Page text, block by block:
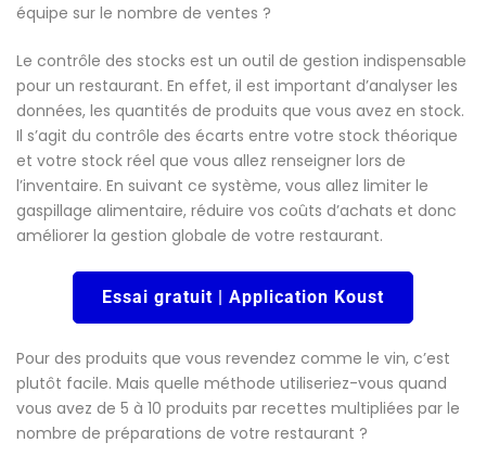
équipe sur le nombre de ventes ?
Le contrôle des stocks est un outil de gestion indispensable
pour un restaurant. En effet, il est important d’analyser les
données, les quantités de produits que vous avez en stock.
Il s’agit du contrôle des écarts entre votre stock théorique
et votre stock réel que vous allez renseigner lors de
l’inventaire. En suivant ce système, vous allez limiter le
gaspillage alimentaire, réduire vos coûts d’achats et donc
améliorer la gestion globale de votre restaurant.
Essai gratuit | Application Koust
Pour des produits que vous revendez comme le vin, c’est
plutôt facile. Mais quelle méthode utiliseriez-vous quand
vous avez de 5 à 10 produits par recettes multipliées par le
nombre de préparations de votre restaurant ?